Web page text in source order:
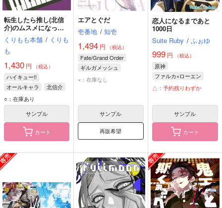
ちっちゃくなりまし
て！
悠々特急
専売 440円（税込）
落第忍者乱太郎
鉢屋三郎×不破雷蔵
サンプル
転生したら推し(北信
介)のムスメになって
いた件1
くりもも本舗
1,430
ハイキュー!! オールキャ
ラ
サンプル
きつねえん
あとで
専売 315
東京卍リベンジャーズ
黒川イザナ×花垣武道
サンプル
No.7 No.7 No.7
転生したら推し(北信
介)のムスメになって
いた件1
くりもも本舗 / くりも
も
1,430 円 （税込）
ハイキュー!!
オールキャラ
北信介
稲荷崎
○：在庫あり
サンプル
カート
エアとぐだ
壱番地 / 知壱
1,494 円 （税込）
Fate/Grand Order
ギルガメッシュ
ぐだ子
×：在庫なし
サンプル
再販希望
恋人になるまであと
1000日
Suite Ruby / ふぉゆ
999円 （税込）
原神
ファルカ×ローエン
ファルカ
ローエン
△：予約残りわずか
サンプル
カート